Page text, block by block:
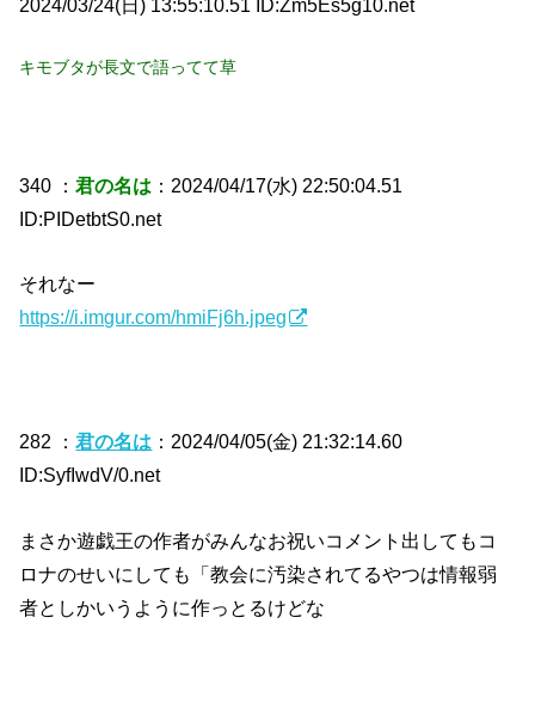
2024/03/24(日) 13:55:10.51 ID:Zm5Es5g10.net
キモブタが長文で語ってて草
340 ：君の名は ：2024/04/17(水) 22:50:04.51
ID:PIDetbtS0.net
それなー
https://i.imgur.com/hmiFj6h.jpeg
282 ：君の名は ：2024/04/05(金) 21:32:14.60
ID:SyfIwdV/0.net
まさか遊戯王の作者がみんなお祝いコメント出してもコ
ロナのせいにしても「教会に汚染されてるやつは情報弱
者としかいうように作っとるけどな